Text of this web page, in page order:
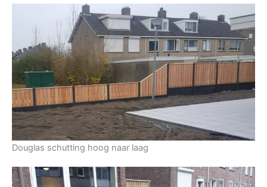
Douglas schutting hoog naar laag